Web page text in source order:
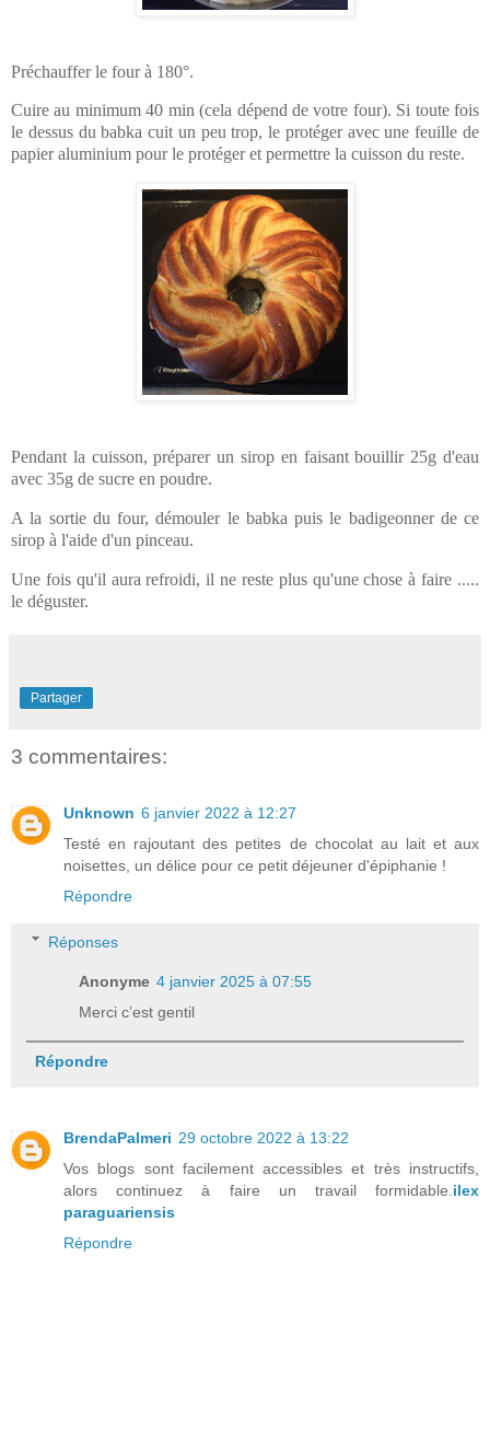
Préchauffer le four à 180°.
Cuire au minimum 40 min (cela dépend de votre four). Si toute fois
le dessus du babka cuit un peu trop, le protéger avec une feuille de
papier aluminium pour le protéger et permettre la cuisson du reste.
Pendant la cuisson, préparer un sirop en faisant bouillir 25g d'eau
avec 35g de sucre en poudre.
A la sortie du four, démouler le babka puis le badigeonner de ce
sirop à l'aide d'un pinceau.
Une fois qu'il aura refroidi, il ne reste plus qu'une chose à faire .....
le déguster.
Partager
3 commentaires:
Unknown 6 janvier 2022 à 12:27
Testé en rajoutant des petites de chocolat au lait et aux
noisettes, un délice pour ce petit déjeuner d'épiphanie !
Répondre
Réponses
Anonyme 4 janvier 2025 à 07:55
Merci c’est gentil
Répondre
BrendaPalmeri 29 octobre 2022 à 13:22
Vos blogs sont facilement accessibles et très instructifs,
alors continuez à faire un travail formidable. ilex
paraguariensis
Répondre